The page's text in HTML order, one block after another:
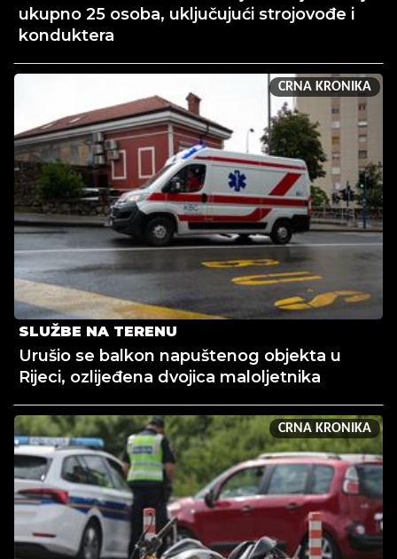
ukupno 25 osoba, uključujući strojovođe i
konduktera
CRNA KRONIKA
SLUŽBE NA TERENU
Urušio se balkon napuštenog objekta u
Rijeci, ozlijeđena dvojica maloljetnika
CRNA KRONIKA